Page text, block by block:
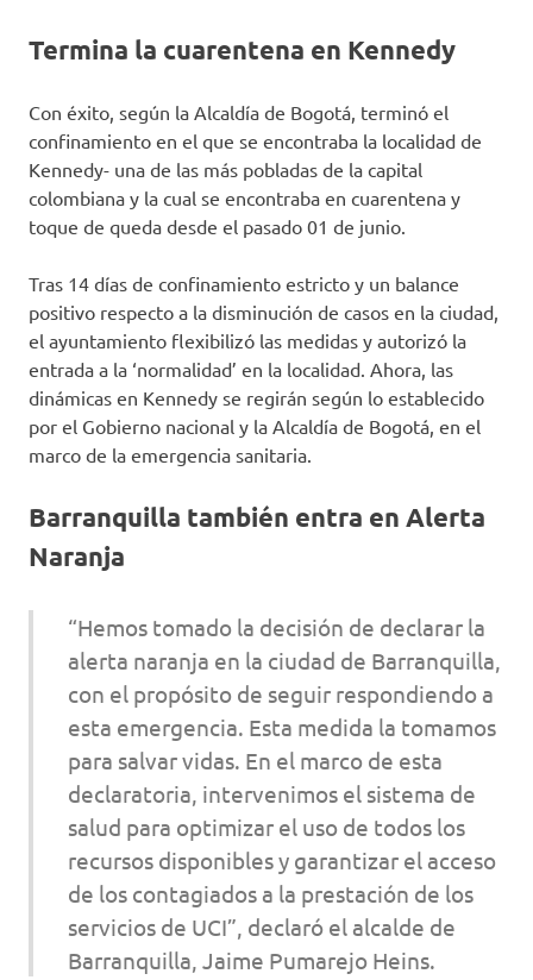
Termina la cuarentena en Kennedy
Con éxito, según la Alcaldía de Bogotá, terminó el
confinamiento en el que se encontraba la localidad de
Kennedy- una de las más pobladas de la capital
colombiana y la cual se encontraba en cuarentena y
toque de queda desde el pasado 01 de junio.
Tras 14 días de confinamiento estricto y un balance
positivo respecto a la disminución de casos en la ciudad,
el ayuntamiento flexibilizó las medidas y autorizó la
entrada a la ‘normalidad’ en la localidad. Ahora, las
dinámicas en Kennedy se regirán según lo establecido
por el Gobierno nacional y la Alcaldía de Bogotá, en el
marco de la emergencia sanitaria.
Barranquilla también entra en Alerta
Naranja
“Hemos tomado la decisión de declarar la
alerta naranja en la ciudad de Barranquilla,
con el propósito de seguir respondiendo a
esta emergencia. Esta medida la tomamos
para salvar vidas. En el marco de esta
declaratoria, intervenimos el sistema de
salud para optimizar el uso de todos los
recursos disponibles y garantizar el acceso
de los contagiados a la prestación de los
servicios de UCI”, declaró el alcalde de
Barranquilla, Jaime Pumarejo Heins.